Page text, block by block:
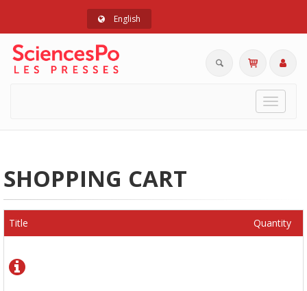
English
Toggle
SHOPPING CART
Title Quantity